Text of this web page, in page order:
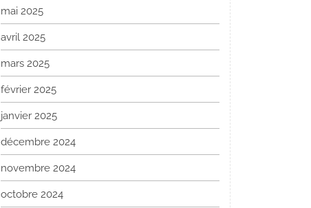
mai 2025
avril 2025
mars 2025
février 2025
janvier 2025
décembre 2024
novembre 2024
octobre 2024